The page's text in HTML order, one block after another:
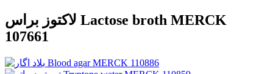
لاکتوز براس Lactose broth MERCK
107661